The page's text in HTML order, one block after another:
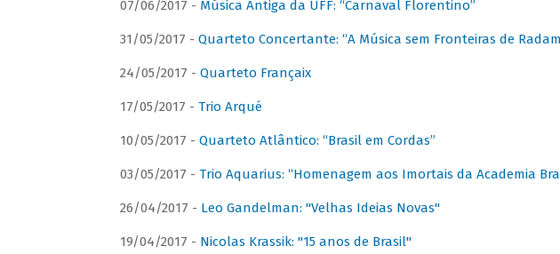
07/06/2017 - Música Antiga da UFF: “Carnaval Florentino”
31/05/2017 - Quarteto Concertante: “A Música sem Fronteiras de
24/05/2017 - Quarteto Françaix
17/05/2017 - Trio Arqué
10/05/2017 - Quarteto Atlântico: “Brasil em Cordas”
03/05/2017 - Trio Aquarius: “Homenagem aos Imortais da Academia
26/04/2017 - Leo Gandelman: "Velhas Ideias Novas"
19/04/2017 - Nicolas Krassik: "15 anos de Brasil"